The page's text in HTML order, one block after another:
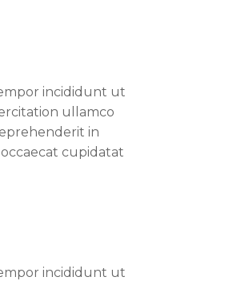
incididunt ut
ullamco
in
cupidatat
incididunt ut